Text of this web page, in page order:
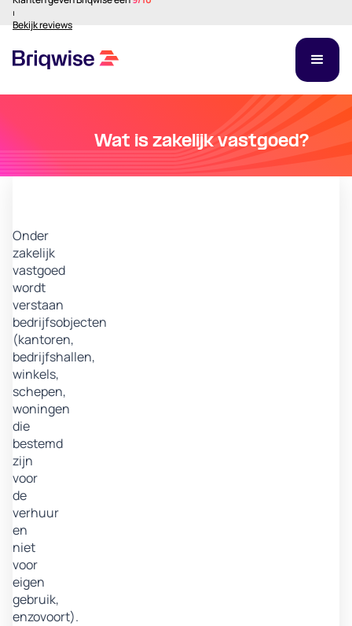
⏐
Bekijk reviews
Wat is zakelijk vastgoed?
Onder
zakelijk
vastgoed
wordt
verstaan
bedrijfsobjecten
(kantoren,
bedrijfshallen,
winkels,
schepen,
woningen
die
bestemd
zijn
voor
de
verhuur
en
niet
voor
eigen
gebruik,
enzovoort).